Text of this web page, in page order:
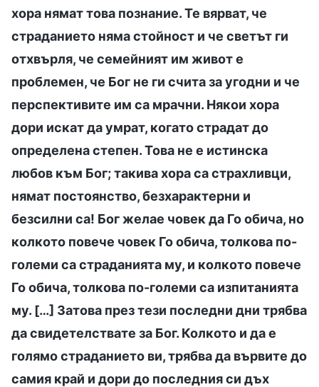
хора нямат това познание. Те вярват, че
страданието няма стойност и че светът ги
отхвърля, че семейният им живот е
проблемен, че Бог не ги счита за угодни и че
перспективите им са мрачни. Някои хора
дори искат да умрат, когато страдат до
определена степен. Това не е истинска
любов към Бог; такива хора са страхливци,
нямат постоянство, безхарактерни и
безсилни са! Бог желае човек да Го обича, но
колкото повече човек Го обича, толкова по-
големи са страданията му, и колкото повече
Го обича, толкова по-големи са изпитанията
му. […] Затова през тези последни дни трябва
да свидетелствате за Бог. Колкото и да е
голямо страданието ви, трябва да вървите до
самия край и дори до последния си дъх